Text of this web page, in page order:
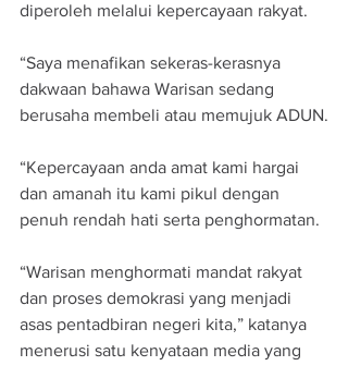
diperoleh melalui kepercayaan rakyat.
“Saya menafikan sekeras-kerasnya
dakwaan bahawa Warisan sedang
berusaha membeli atau memujuk ADUN.
“Kepercayaan anda amat kami hargai
dan amanah itu kami pikul dengan
penuh rendah hati serta penghormatan.
“Warisan menghormati mandat rakyat
dan proses demokrasi yang menjadi
asas pentadbiran negeri kita,” katanya
menerusi satu kenyataan media yang